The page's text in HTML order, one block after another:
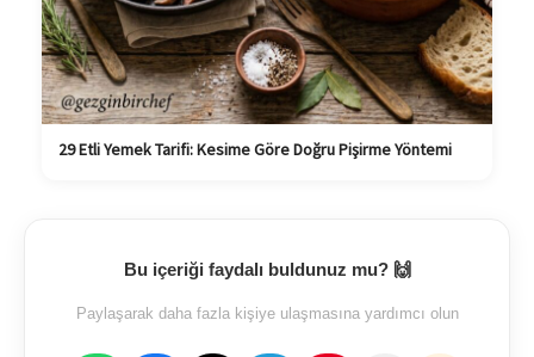
29 Etli Yemek Tarifi: Kesime Göre Doğru Pişirme Yöntemi
Bu içeriği faydalı buldunuz mu? 🙌
Paylaşarak daha fazla kişiye ulaşmasına yardımcı olun